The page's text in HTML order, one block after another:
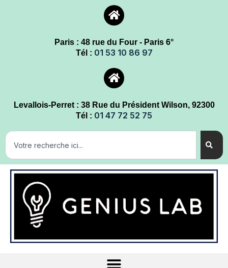
Paris : 48 rue du Four - Paris 6°
Tél : 01 53 10 86 97
Levallois-Perret : 38 Rue du Président Wilson, 92300
Tél : 01 47 72 52 75